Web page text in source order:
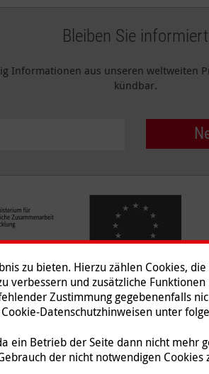
Bleiben Sie informiert
Informationen aus unseren weltweiten
kündbar.
Impressum |
© 2026
e.V., der als gemeinnützige Organisation
zu bieten. Hierzu zählen Cookies,
und zusätzliche
Zustimmung gegebenenfalls
Datenschutzhinweisen unter
ein Betrieb der Seite dann nicht mehr
der nicht notwendigen